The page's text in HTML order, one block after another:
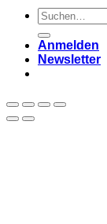
Suchen
nach:
Anmelden
Newsletter